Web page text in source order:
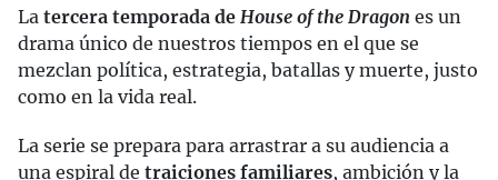
La tercera temporada de House of the Dragon es un
drama único de nuestros tiempos en el que se
mezclan política, estrategia, batallas y muerte, justo
como en la vida real.
La serie se prepara para arrastrar a su audiencia a
una espiral de traiciones familiares, ambición y la